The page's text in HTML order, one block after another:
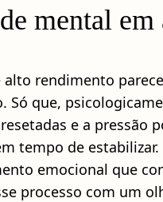
mental em
rendimento
que,
e a
de
emocional que
processo com um